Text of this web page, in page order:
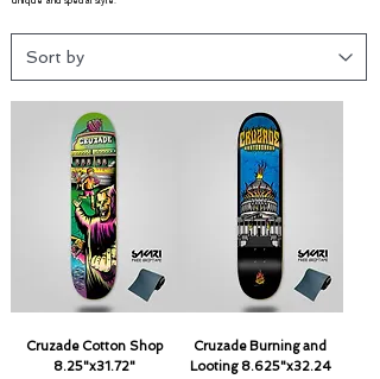
Cruzade Cotton Shop
8.25"x31.72"
Cruzade Burning and
Looting 8.625"x32.24